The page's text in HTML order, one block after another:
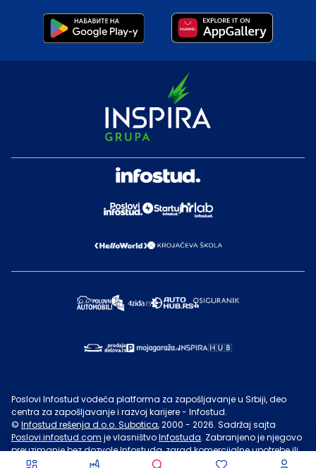
Poslovi Infostud vodeća platforma za zapošljavanje u Srbiji, deo
centra za zapošljavanje i razvoj karijere - Infostud.
© Infostud rešenja d.o.o. Subotica, 2000 - 2026. Sadržaj sajta
Poslovi.infostud.com je vlasništvoInfostuda. Zabranjeno je njegovo
preuzimanje bez dozvoleInfostuda, zarad komercijalne upotrebe ili
u druge svrhe, osim za lične potrebe posetilaca sajta.